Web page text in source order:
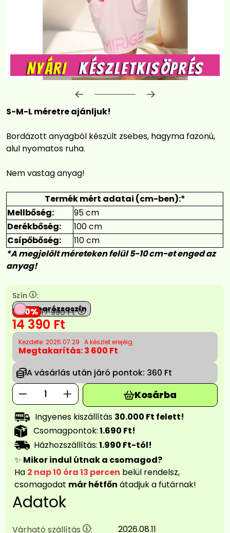
Előrehaladás:
S-M-L méretre ajánljuk!
Bordázott anyagból készült zsebes, hagyma fazonú,
alul nyomatos ruha.
Nem vastag anyag!
Termék mért adatai (cm-ben):*
Mellbőség:
95 cm
Derékbőség:
100 cm
Csípőbőség:
110 cm
*A megjelölt méreteken felül 5-10 cm-et enged az
anyag!
Szín
:
Babarózsaszín
20 17 990Ft
14 390 Ft
Kezdete: 2026.07.29 A készlet erejéig
Megtakarítás:3 600 Ft
A vásárlás után járó pontok: 360 Ft
Kosárba
Ingyenes kiszállítás 30.000 Ft felett!
Csomagpontok:1.690 Ft!
Házhozszállítás:1.990 Ft-tól!
✨ Mikor indul útnak a csomagod?
Ha 2 nap 10 óra 13 percen belül rendelsz,
csomagodat már hétfőn átadjuk a futárnak!
Adatok
Várható szállítás : 2026.08.11